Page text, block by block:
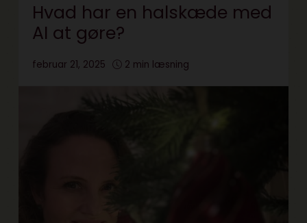
Hvad har en halskæde med
AI at gøre?
februar 21, 2025 2 min læsning